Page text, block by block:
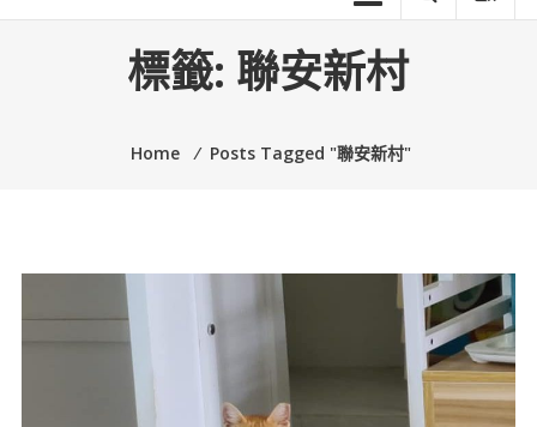
標籤: 聯安新村
Home ⁄ Posts Tagged "聯安新村"